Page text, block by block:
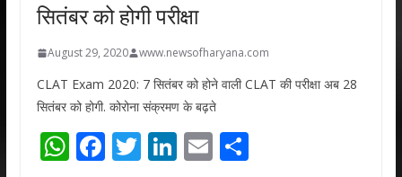
सितंबर को होगी परीक्षा
August 29, 2020 www.newsofharyana.com
CLAT Exam 2020: 7 सितंबर को होने वाली CLAT की परीक्षा अब 28
सितंबर को होगी. कोरोना संक्रमण के बढ़ते
W F T Li E S